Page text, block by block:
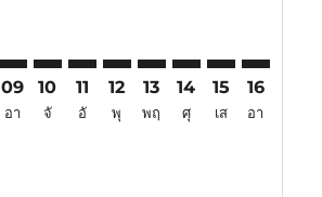
09
อา
10
จั
11
อั
12
พุ
13
พฤ
14
ศุ
15
เส
16
อา